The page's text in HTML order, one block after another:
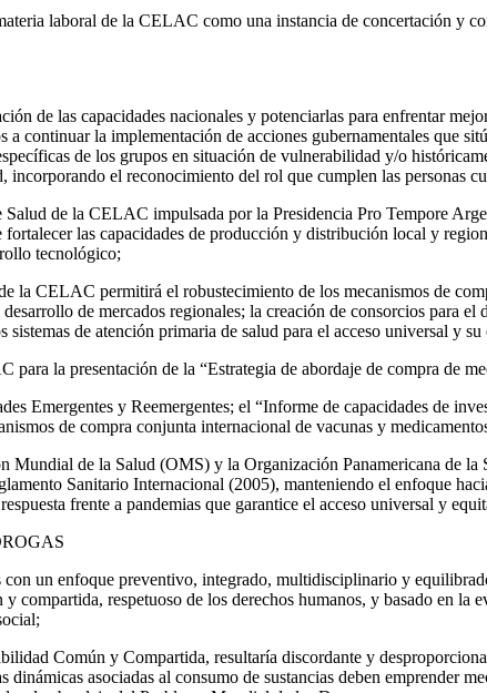
laboral de la CELAC como una instancia de concertación y
de las capacidades nacionales y potenciarlas para enfrentar
continuar la implementación de acciones gubernamentales que
de los grupos en situación de vulnerabilidad y/o
incorporando el reconocimiento del rol que cumplen las personas
de la CELAC impulsada por la Presidencia Pro Tempore
las capacidades de producción y distribución local y
tecnológico;
la CELAC permitirá el robustecimiento de los mecanismos de
de mercados regionales; la creación de consorcios para
de atención primaria de salud para el acceso universal y
la presentación de la “Estrategia de abordaje de compra de
Emergentes y Reemergentes; el “Informe de capacidades de
de compra conjunta internacional de vacunas y
de la Salud (OMS) y la Organización Panamericana de
Sanitario Internacional (2005), manteniendo el enfoque
frente a pandemias que garantice el acceso universal y
un enfoque preventivo, integrado, multidisciplinario y
compartida, respetuoso de los derechos humanos, y basado en
Común y Compartida, resultaría discordante y
asociadas al consumo de sustancias deben emprender